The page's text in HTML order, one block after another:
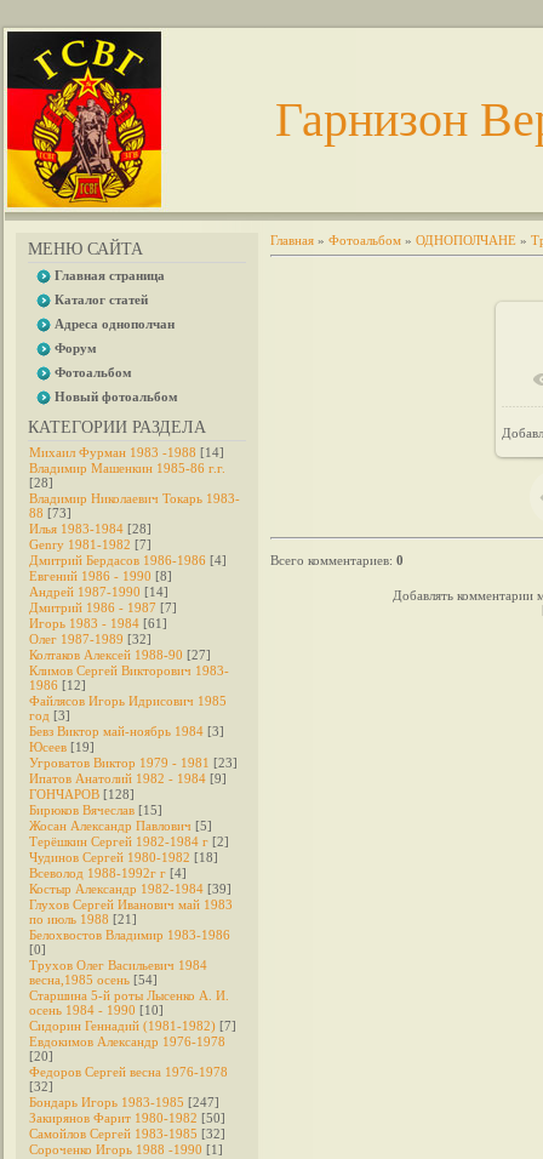
Гарнизон
МЕНЮ САЙТА
Главная страница
Каталог статей
Адреса однополчан
Форум
Фотоальбом
Новый фотоальбом
КАТЕГОРИИ РАЗДЕЛА
Михаил Фурман 1983 -1988 [14]
Владимир Машенкин 1985-86 г.г.
[28]
Владимир Николаевич Токарь 1983-
88 [73]
Илья 1983-1984 [28]
Genry 1981-1982 [7]
Дмитрий Бердасов 1986-1986 [4]
Евгений 1986 - 1990 [8]
Андрей 1987-1990 [14]
Дмитрий 1986 - 1987 [7]
Игорь 1983 - 1984 [61]
Олег 1987-1989 [32]
Колтаков Алексей 1988-90 [27]
Климов Сергей Викторович 1983-
1986 [12]
Файлясов Игорь Идрисович 1985
год [3]
Бевз Виктор май-ноябрь 1984 [3]
Юсеев [19]
Угроватов Виктор 1979 - 1981 [23]
Ипатов Анатолий 1982 - 1984 [9]
ГОНЧАРОВ [128]
Бирюков Вячеслав [15]
Жосан Александр Павлович [5]
Терёшкин Сергей 1982-1984 г [2]
Чудинов Сергей 1980-1982 [18]
Всеволод 1988-1992г г [4]
Костыр Александр 1982-1984 [39]
Глухов Сергей Иванович май 1983
по июль 1988 [21]
Белохвостов Владимир 1983-1986
[0]
Трухов Олег Васильевич 1984
весна,1985 осень [54]
Старшина 5-й роты Лысенко А. И.
осень 1984 - 1990 [10]
Сидорин Геннадий (1981-1982) [7]
Евдокимов Александр 1976-1978
[20]
Федоров Cергей весна 1976-1978
[32]
Бондарь Игорь 1983-1985 [247]
Закирянов Фарит 1980-1982 [50]
Самойлов Сергей 1983-1985 [32]
Сороченко Игорь 1988 -1990 [1]
Главная » Фотоальбом » ОДНОПОЛЧАНЕ »
Всего комментариев: 0
Добавлять комментарии